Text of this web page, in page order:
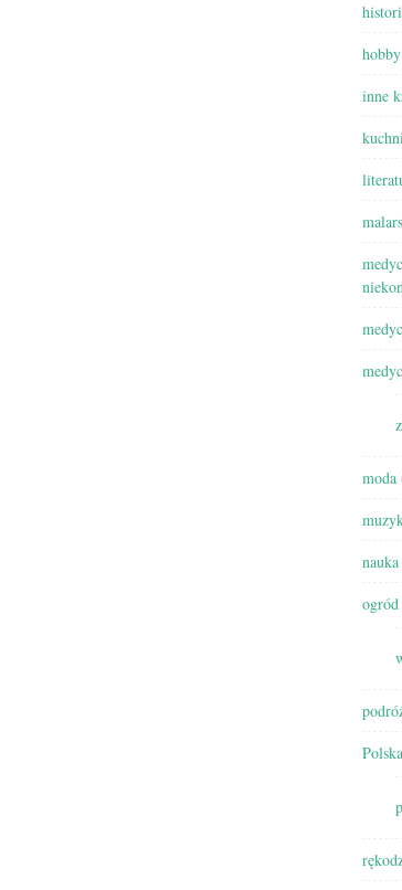
hobby
inne
moda
nauka
ogród
Polska